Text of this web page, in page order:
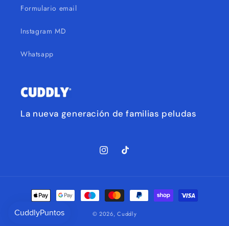
Formulario email
Instagram MD
Whatsapp
La nueva generación de familias peludas
InstagramTikTok
Formas
de
pago
© 2026,Cuddly